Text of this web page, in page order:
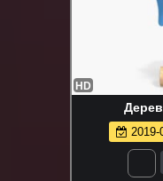
HD
2019-